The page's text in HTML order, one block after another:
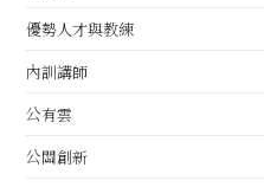
優勢人才與教練
內訓講師
公有雲
公關創新